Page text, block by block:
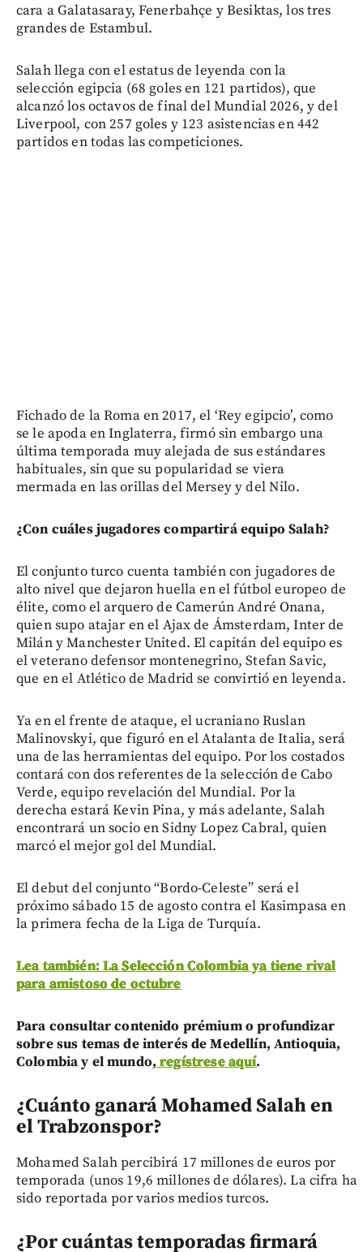
cara a Galatasaray, Fenerbahçe y Besiktas, los tres
grandes de Estambul.
Salah llega con el estatus de leyenda con la
selección egipcia (68 goles en 121 partidos), que
alcanzó los octavos de final del Mundial 2026, y del
Liverpool, con 257 goles y 123 asistencias en 442
partidos en todas las competiciones.
Fichado de la Roma en 2017, el ‘Rey egipcio’, como
se le apoda en Inglaterra, firmó sin embargo una
última temporada muy alejada de sus estándares
habituales, sin que su popularidad se viera
mermada en las orillas del Mersey y del Nilo.
¿Con cuáles jugadores compartirá equipo Salah?
El conjunto turco cuenta también con jugadores de
alto nivel que dejaron huella en el fútbol europeo de
élite, como el arquero de Camerún André Onana,
quien supo atajar en el Ajax de Ámsterdam, Inter de
Milán y Manchester United. El capitán del equipo es
el veterano defensor montenegrino, Stefan Savic,
que en el Atlético de Madrid se convirtió en leyenda.
Ya en el frente de ataque, el ucraniano Ruslan
Malinovskyi, que figuró en el Atalanta de Italia, será
una de las herramientas del equipo. Por los costados
contará con dos referentes de la selección de Cabo
Verde, equipo revelación del Mundial. Por la
derecha estará Kevin Pina, y más adelante, Salah
encontrará un socio en Sidny Lopez Cabral, quien
marcó el mejor gol del Mundial.
El debut del conjunto “Bordo-Celeste” será el
próximo sábado 15 de agosto contra el Kasimpasa en
la primera fecha de la Liga de Turquía.
Lea también: La Selección Colombia ya tiene rival
para amistoso de octubre
Para consultar contenido prémium o profundizar
sobre sus temas de interés de Medellín, Antioquia,
Colombia y el mundo, regístrese aquí.
¿Cuánto ganará Mohamed Salah en
el Trabzonspor?
Mohamed Salah percibirá 17 millones de euros por
temporada (unos 19,6 millones de dólares). La cifra ha
sido reportada por varios medios turcos.
¿Por cuántas temporadas firmará